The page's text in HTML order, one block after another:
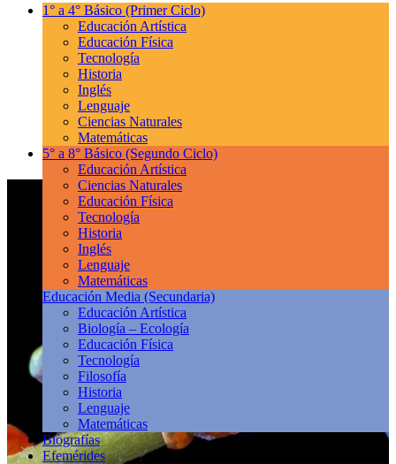
1° a 4° Básico (Primer Ciclo)
Educación Artística
Educación Física
Tecnología
Historia
Inglés
Lenguaje
Ciencias Naturales
Matemáticas
5° a 8° Básico (Segundo Ciclo)
Educación Artística
Ciencias Naturales
Educación Física
Tecnología
Historia
Inglés
Lenguaje
Matemáticas
Educación Media (Secundaria)
Educación Artística
Biología – Ecología
Educación Física
Tecnología
Filosofía
Historia
Lenguaje
Matemáticas
Biografías
Efemérides